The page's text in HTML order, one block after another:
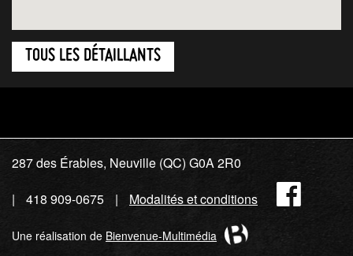
TOUS LES DÉTAILLANTS
287 des Érables, Neuville (QC) G0A 2R0
418 909-0675
Modalités et conditions
Une réalisation de Bienvenue-Multimédia